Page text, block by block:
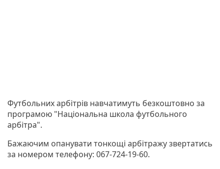
Футбольних арбітрів навчатимуть безкоштовно за
програмою "Національна школа футбольного
арбітра".
Бажаючим опанувати тонкощі арбітражу звертатись
за номером телефону: 067-724-19-60.